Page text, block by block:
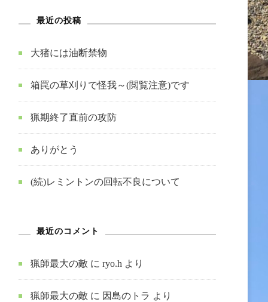
最近の投稿
大猪には油断禁物
箱罠の草刈りで怪我～(閲覧注意)です
猟期終了直前の攻防
ありがとう
(続)レミントンの回転不良について
最近のコメント
猟師最大の敵 に ryo.h より
猟師最大の敵 に 因島のトラ より